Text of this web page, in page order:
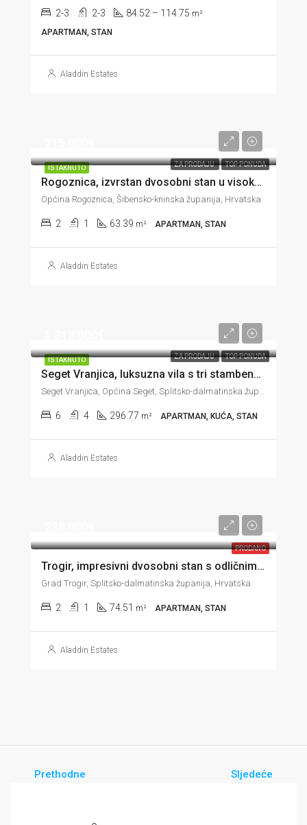
2-3 2-3 84.52 – 114.75 m²
APARTMAN, STAN
Aladdin Estates
ISTAKNUTO ZA PRODAJU TOP PONUDA
Rogoznica, izvrstan dvosobni stan u visokom prizemlju, 60 m od mora, 63 m2
Općina Rogoznica, Šibensko-kninska županija, Hrvatska
2 1 63.39 m² APARTMAN, STAN
Aladdin Estates
ISTAKNUTO ZA PRODAJU TOP PONUDA
Seget Vranjica, luksuzna vila s tri stambene jedinice u prvom redu do mora, 296 m2
Seget Vranjica, Općina Seget, Splitsko-dalmatinska županija, Hrvatska
6 4 296.77 m² APARTMAN, KUĆA, STAN
Aladdin Estates
PRODANO
Trogir, impresivni dvosobni stan s odličnim pogledom, garažom i vrtom, 74 m2
Grad Trogir, Splitsko-dalmatinska županija, Hrvatska
2 1 74.51 m² APARTMAN, STAN
Aladdin Estates
Prethodne Sljedeće